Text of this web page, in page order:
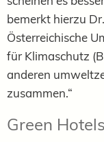
bemerkt hierzu
Österreichische
für Klimaschutz
anderen
zusammen.“
Green